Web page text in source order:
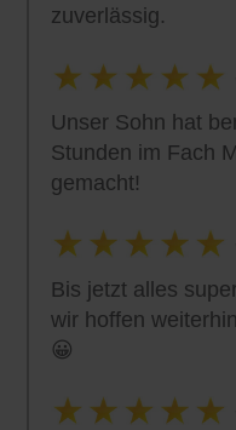
zuverlässig.
Unser Sohn hat
Stunden im Fach
gemacht!
Bis jetzt alles
wir hoffen
😀